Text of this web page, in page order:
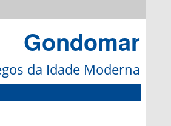
Gondomar
da Idade Moderna